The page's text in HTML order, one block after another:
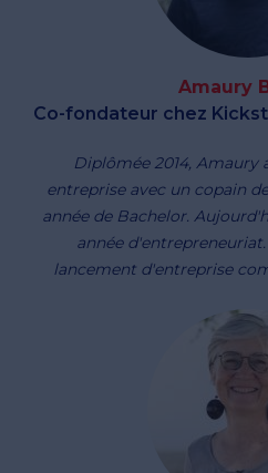
Amaury
Co-fondateur chez
Diplômée 2014, Amaury
entreprise avec un copain
année de Bachelor.
année
lancement d'entreprise